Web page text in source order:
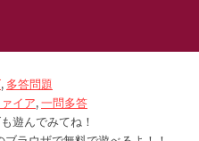
, 多答問題
イア, 一問多答
遊んでみてね！